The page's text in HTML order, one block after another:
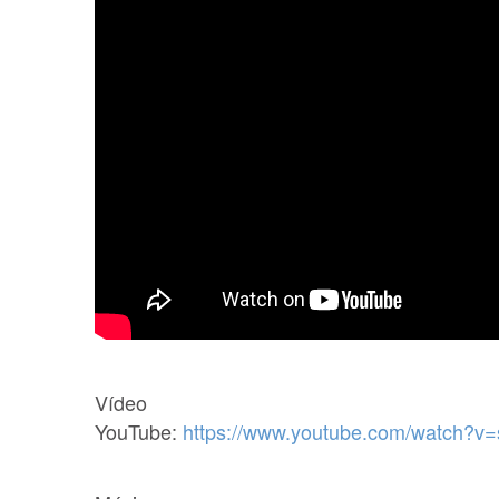
Vídeo
YouTube: https://www.youtube.com/